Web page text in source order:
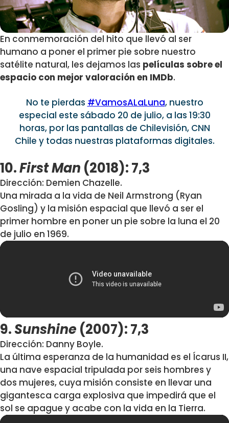
En conmemoración del hito que llevó al ser
humano a poner el primer pie sobre nuestro
satélite natural, les dejamos las películas sobre el
espacio con mejor valoración en IMDb.
No te pierdas #VamosALaLuna, nuestro
especial este sábado 20 de julio, a las 19:30
horas, por las pantallas de Chilevisión, CNN
Chile y todas nuestras plataformas digitales.
10.First Man (2018): 7,3
Dirección: Demien Chazelle.
Una mirada a la vida de Neil Armstrong (Ryan
Gosling) y la misión espacial que llevó a ser el
primer hombre en poner un pie sobre la luna el 20
de julio en 1969.
9.Sunshine (2007): 7,3
Dirección: Danny Boyle.
La última esperanza de la humanidad es el Ícarus II,
una nave espacial tripulada por seis hombres y
dos mujeres, cuya misión consiste en llevar una
gigantesca carga explosiva que impedirá que el
sol se apague y acabe con la vida en la Tierra.